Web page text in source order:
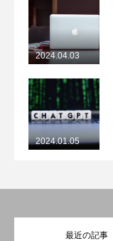
2024.04.03
2024.01.05
最近の記事